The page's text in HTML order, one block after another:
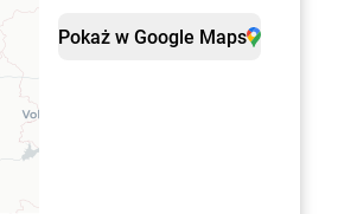
Pokaż w Google Maps